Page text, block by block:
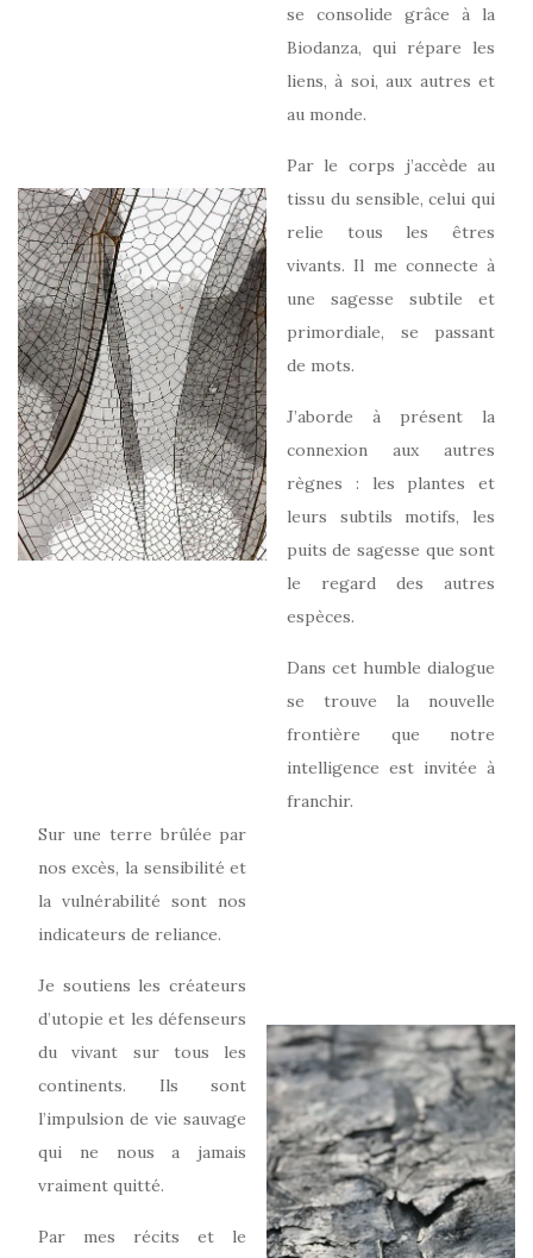
se consolide grâce à la
Biodanza, qui répare les
liens, à soi, aux autres et
au monde.
Par le corps j’accède au
tissu du sensible, celui qui
relie tous les êtres
vivants. Il me connecte à
une sagesse subtile et
primordiale, se passant
de mots.
J’aborde à présent la
connexion aux autres
règnes : les plantes et
leurs subtils motifs, les
puits de sagesse que sont
le regard des autres
espèces.
Dans cet humble dialogue
se trouve la nouvelle
frontière que notre
intelligence est invitée à
franchir.
Sur une terre brûlée par
nos excès, la sensibilité et
la vulnérabilité sont nos
indicateurs de reliance.
Je soutiens les créateurs
d’utopie et les défenseurs
du vivant sur tous les
continents. Ils sont
l’impulsion de vie sauvage
qui ne nous a jamais
vraiment quitté.
Par mes récits et le